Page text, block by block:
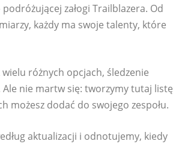
załogi Trailblazera. Od
każdy ma swoje talenty, które
różnych opcjach, śledzenie
nie martw się: tworzymy tutaj listę
możesz dodać do swojego zespołu.
aktualizacji i odnotujemy, kiedy